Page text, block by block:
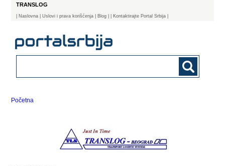
TRANSLOG
Naslovna | Uslovi i prava korišćenja Blog | Kontaktirajte Portal Srbija |
Početna